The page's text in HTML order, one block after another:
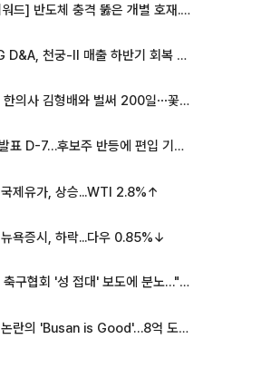
[증시키워드] 반도체 충격 뚫은 개별 호재...포스코퓨처엠·에코프로·한화솔루션 '눈길'
iM "LIG D&A, 천궁-II 매출 하반기 회복 전망…방산 톱픽 유지"
아옳이, 한의사 김형배와 벌써 200일⋯꽃다발 들고 "프러포즈 아냐"
MSCI 발표 D-7…후보주 반등에 편입 기대 재점화
국제유가, 상승...WTI 2.8%↑
뉴욕증시, 하락...다우 0.85%↓
박문성, 축구협회 '성 접대' 보도에 분노…"다 말아먹으려고 작정했나"
논란의 'Busan is Good'…8억 도시브랜드, 용산 대통령실 CI 업체가 수행